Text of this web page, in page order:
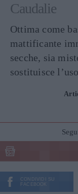
Caudalie
Ottima come
mattificante
secche, sia
sostituisce
CONDIVIDI SU
FACEBOOK